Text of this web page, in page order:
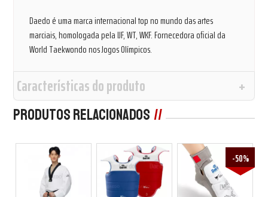
Daedo é uma marca internacional top no mundo das artes
marciais, homologada pela IJF, WT, WKF. Fornecedora oficial da
World Taekwondo nos Jogos Olímpicos.
Características do produto
Produtos Relacionados
-50%